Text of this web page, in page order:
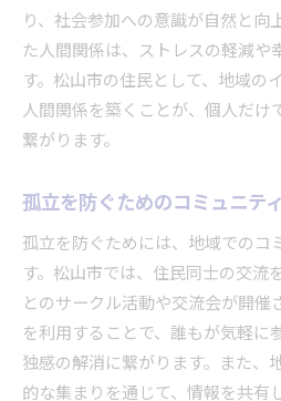
相談によって変わる人
り、社会参加への意識が自然と向
た人間関係は、ストレスの軽減や
す。松山市の住民として、地域の
人間関係を築くことが、個人だけ
繋がります。
孤立を防ぐためのコミュニテ
孤立を防ぐためには、地域でのコ
す。松山市では、住民同士の交流
とのサークル活動や交流会が開催
を利用することで、誰もが気軽に
独感の解消に繋がります。また、
的な集まりを通じて、情報を共有